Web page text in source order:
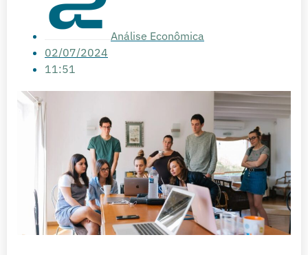
Análise Econômica
02/07/2024
11:51